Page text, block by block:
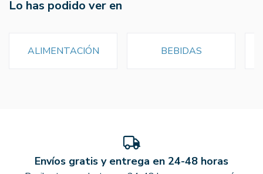
Lo has podido ver en
ALIMENTACIÓN BEBIDAS
Envíos gratis y entrega en 24-48 horas